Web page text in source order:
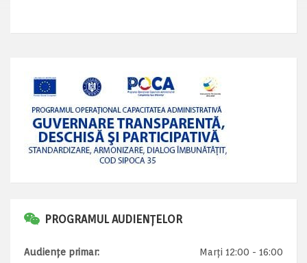
PROGRAMUL AUDIENȚELOR
Audiențe primar:
Marți 12:00 - 16:00